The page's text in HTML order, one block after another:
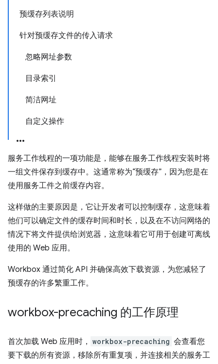
预缓存列表说明
针对预缓存文件的传入请求
忽略网址参数
目录索引
简洁网址
自定义操作
服务工作线程的一项功能是，能够在服务工作线程安装时将
一组文件保存到缓存中。这通常称为“预缓存”，因为您是在
使用服务工件之前缓存内容。
这样做的主要原因是，它让开发者可以控制缓存，这意味着
他们可以确定文件的缓存时间和时长，以及在不访问网络的
情况下将文件提供给浏览器，这意味着它可用于创建可离线
使用的 Web 应用。
Workbox 通过简化 API 并确保高效下载资源，为您减轻了
预缓存的许多繁重工作。
workbox-precaching 的工作原理
首次加载 Web 应用时， workbox-precaching 会查看您
要下载的所有资源，移除所有重复项，并连接相关的服务工